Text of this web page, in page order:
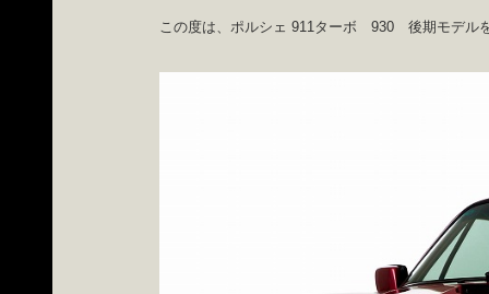
この度は、ポルシェ 911ターボ 930 後期モデル